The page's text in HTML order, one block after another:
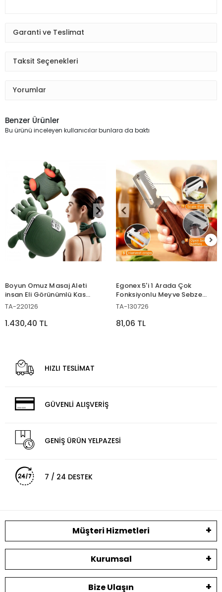
Garanti ve Teslimat
Taksit Seçenekleri
Yorumlar
Benzer Ürünler
Bu ürünü inceleyen kullanıcılar bunlara da baktı
Boyun Omuz Masaj Aleti
insan Eli Görünümlü Kas
Masaj Aleti
TA-220126
1.430,40 TL
Egonex 5'i 1 Arada Çok
Fonksiyonlu Meyve Sebze
Soyacağı, Jülyen Dilimleyici
Saplı Paslanmaz Çelik
TA-130726
81,06 TL
HIZLI TESLİMAT
GÜVENLİ ALIŞVERİŞ
GENİŞ ÜRÜN YELPAZESİ
7 / 24 DESTEK
Müşteri Hizmetleri
Kurumsal
Bize Ulaşın